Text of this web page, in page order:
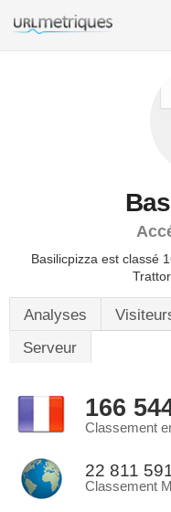
Basilicpizza est classé
Analyses
Serveur
166
Classement
22 811
Classement